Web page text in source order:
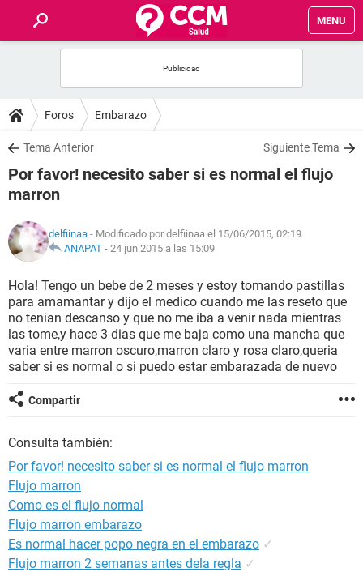
MENU
FOROS
SALUD
NUTRICIÓN
SEXUALIDAD
GLOSARIO
Foros Embarazo
Tema Anterior Siguiente Tema
Por favor! necesito saber si es normal el flujo
marron
delfiinaa - Modificado por delfiinaa el 15/06/2015, 02:19
ANAPAT - 24 jun 2015 a las 15:09
Hola! Tengo un bebe de 2 meses y estoy tomando pastillas
para amamantar y dijo el medico cuando me las reseto que
no tenian descanso y que no me iba a venir nada mientras
las tome,y hace 3 dias que me baja como una mancha que
varia entre marron oscuro,marron claro y rosa claro,queria
saber si es normal o si puedo estar embarazada de nuevo
Compartir
Consulta también:
Por favor! necesito saber si es normal el flujo marron
Flujo marron
Como es el flujo normal
Flujo marron embarazo
Es normal hacer popo negra en el embarazo ✓
Flujo marron 2 semanas antes dela regla ✓